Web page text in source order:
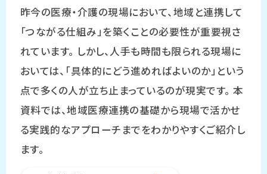
昨今の医療・介護の現場において、地域と連携して
「つながる仕組み」を築くことの必要性が重要視さ
れています。 しかし、人手も時間も限られる現場に
おいては、「具体的にどう進めればよいのか」という
点で多くの人が立ち止まっているのが現実です。 本
資料では、地域医療連携の基礎から現場で活かせ
る実践的なアプローチまでをわかりやすくご紹介し
ます。